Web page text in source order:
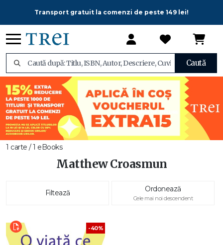
Transport gratuit la comenzi de peste 149 lei!
Caută
1 carte / 1 eBooks
Matthew Croasmun
Filtează Ordonează
Cele mai noi descendent
-40%